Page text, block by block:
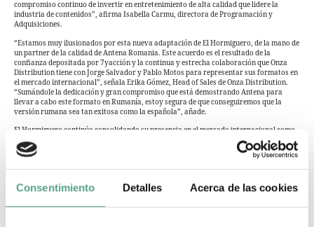
Consentimiento Detalles Acerca de las cookies
compromiso continuo de invertir en entretenimiento de alta calidad que lidere la
industria de contenidos”, afirma Isabella Carmu, directora de Programación y
Adquisiciones.
“Estamos muy ilusionados por esta nueva adaptación de El Hormiguero, de la mano de
un partner de la calidad de Antena Romania. Este acuerdo es el resultado de la
confianza depositada por 7yacción y la continua y estrecha colaboración que Onza
Distribution tiene con Jorge Salvador y Pablo Motos para representar sus formatos en
el mercado internacional”, señala Erika Gómez, Head of Sales de Onza Distribution.
“Sumándole la dedicación y gran compromiso que está demostrando Antena para
llevar a cabo este formato en Rumanía, estoy segura de que conseguiremos que la
versión rumana sea tan exitosa como la española”, añade.
El Hormiguero continúa consolidando su presencia en el mercado internacional como
uno de los formatos más exportados y reconocidos en la televisión española.
adaptacion Antena TV,El Hormiguero,Formato,
Onza Distribution,Romania,Rumania